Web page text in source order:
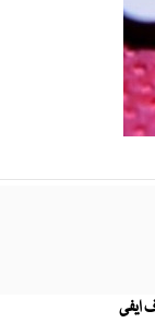
سمیت 8 ملزمان کے خلاف ایفی